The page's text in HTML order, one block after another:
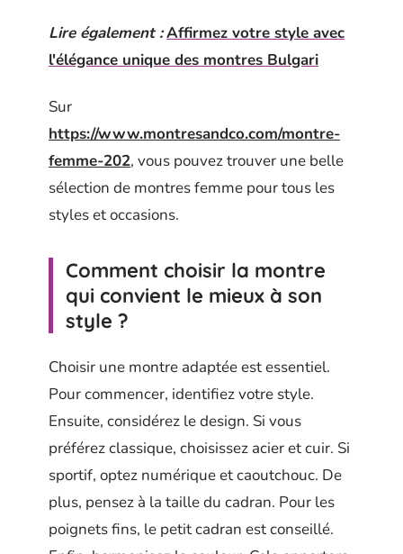
Lire également :Affirmez votre style avec
l'élégance unique des montres Bulgari
Sur
https://www.montresandco.com/montre-
femme-202, vous pouvez trouver une belle
sélection de montres femme pour tous les
styles et occasions.
Comment choisir la montre
qui convient le mieux à son
style ?
Choisir une montre adaptée est essentiel.
Pour commencer, identifiez votre style.
Ensuite, considérez le design. Si vous
préférez classique, choisissez acier et cuir. Si
sportif, optez numérique et caoutchouc. De
plus, pensez à la taille du cadran. Pour les
poignets fins, le petit cadran est conseillé.